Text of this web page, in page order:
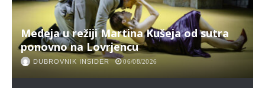
Medeja u režiji Martina Kušeja od sutra
ponovno na Lovrjencu
DUBROVNIK INSIDER 06/08/2026